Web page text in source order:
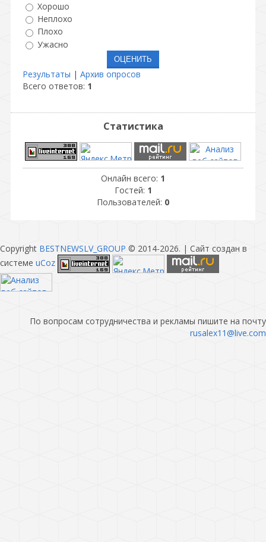
Хорошо
Неплохо
Плохо
Ужасно
Результаты | Архив опросов
Всего ответов: 1
Статистика
Онлайн всего: 1
Гостей: 1
Пользователей: 0
Copyright BESTNEWSLV_GROUP © 2014-2026. | Сайт создан в
системе uCoz
По вопросам сотрудничества и рекламы пишите на почту
rusalex11@live.com